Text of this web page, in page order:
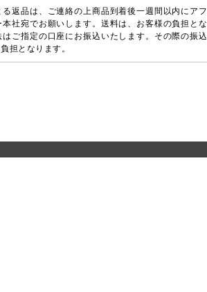
る返品は、ご連絡の上商品到着後一週間以内にアフ
本社宛でお願いします。送料は、お客様の負担とな
はご指定の口座にお振込いたします。その際の振込
担となります。